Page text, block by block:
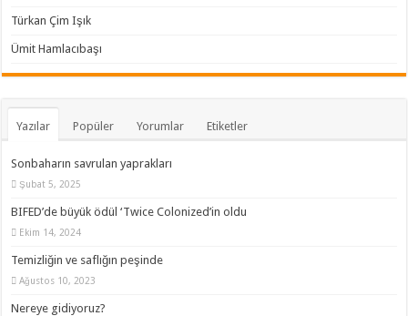
Türkan Çim Işık
Ümit Hamlacıbaşı
Yazılar Popüler Yorumlar Etiketler
Sonbaharın savrulan yaprakları
Şubat 5, 2025
BIFED’de büyük ödül ‘Twice Colonized’in oldu
Ekim 14, 2024
Temizliğin ve saflığın peşinde
Ağustos 10, 2023
Nereye gidiyoruz?